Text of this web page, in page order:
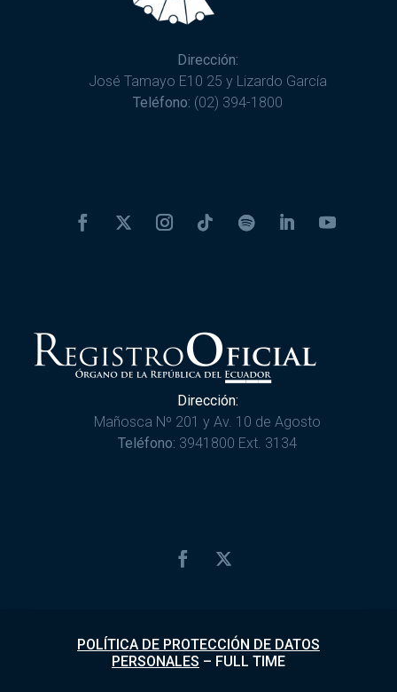
Dirección:
José Tamayo E10 25 y Lizardo García
Teléfono: (02) 394-1800
Dirección:
Mañosca Nº 201 y Av. 10 de Agosto
Teléfono: 3941800 Ext. 3134
POLÍTICA DE PROTECCIÓN DE DATOS
PERSONALES – FULL TIME